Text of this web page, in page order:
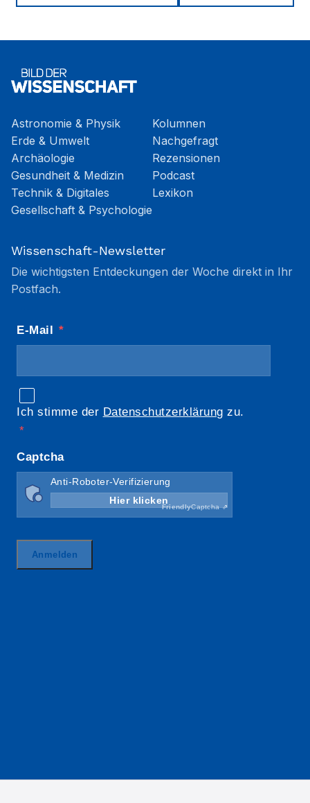
Astronomie & Physik
Erde & Umwelt
Archäologie
Gesundheit & Medizin
Technik & Digitales
Gesellschaft & Psychologie
Kolumnen
Nachgefragt
Rezensionen
Podcast
Lexikon
Wissenschaft-Newsletter
Die wichtigsten Entdeckungen der Woche direkt in Ihr
Postfach.